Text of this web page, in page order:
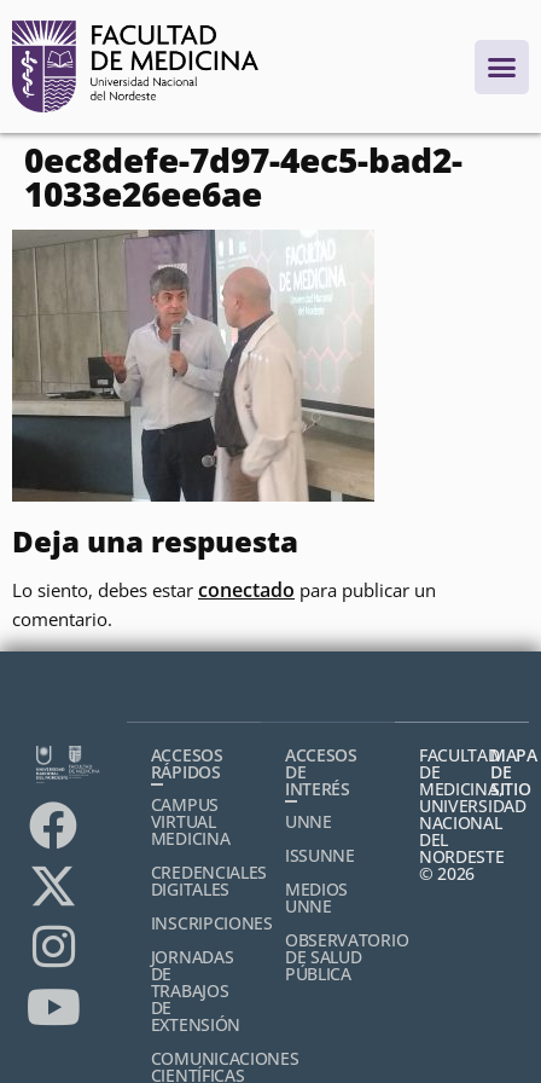
contenido
0ec8defe-7d97-4ec5-bad2-
1033e26ee6ae
Deja una respuesta
Lo siento, debes estar conectado para publicar un
comentario.
ACCESOS
RÁPIDOS
CAMPUS
VIRTUAL
MEDICINA
CREDENCIALES
DIGITALES
INSCRIPCIONES
JORNADAS
DE
TRABAJOS
DE
EXTENSIÓN
COMUNICACIONES
CIENTÍFICAS
ACCESOS
DE
INTERÉS
UNNE
ISSUNNE
MEDIOS
UNNE
OBSERVATORIO
DE SALUD
PÚBLICA
FACULTAD
DE
MEDICINA,
UNIVERSIDAD
NACIONAL
DEL
NORDESTE
© 2026
MAPA
DE
SITIO